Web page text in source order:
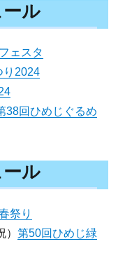
ル
ェスタ
り2024
38回ひめじぐるめ
ル
祭り
）第50回ひめじ緑